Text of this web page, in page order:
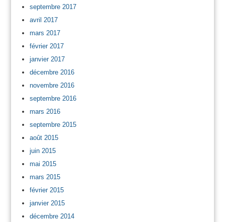
septembre 2017
avril 2017
mars 2017
février 2017
janvier 2017
décembre 2016
novembre 2016
septembre 2016
mars 2016
septembre 2015
août 2015
juin 2015
mai 2015
mars 2015
février 2015
janvier 2015
décembre 2014